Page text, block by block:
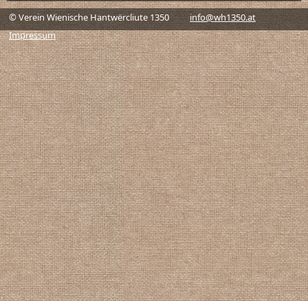
© Verein Wienische Hantwërcliute 1350
info@wh1350.at
Impressum